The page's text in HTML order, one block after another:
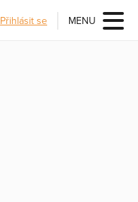
Přihlásit se MENU